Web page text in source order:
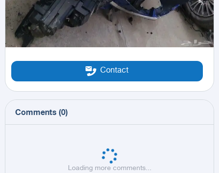
Contact
Comments (0)
Loading more comments...